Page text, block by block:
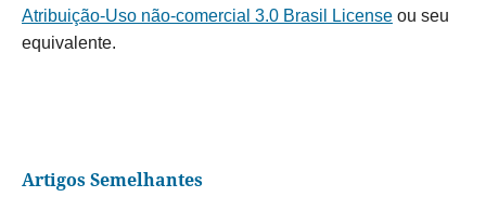
Atribuição-Uso não-comercial 3.0 Brasil Licenseou seu
equivalente.
Artigos Semelhantes